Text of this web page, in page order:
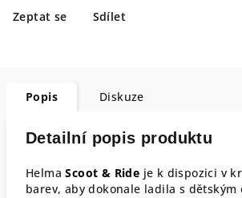
Zeptat se Sdílet
Popis Diskuze
Detailní popis produktu
HelmaScoot & Ride je k dispozici v
barev, aby dokonale ladila s dětským